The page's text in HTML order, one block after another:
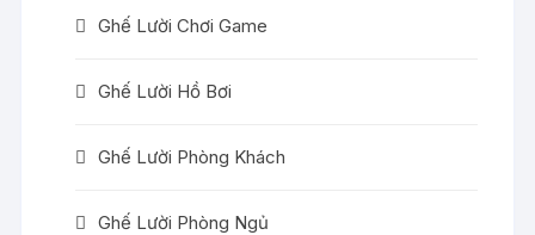
Ghế Lười Chơi Game
Ghế Lười Hồ Bơi
Ghế Lười Phòng Khách
Ghế Lười Phòng Ngủ